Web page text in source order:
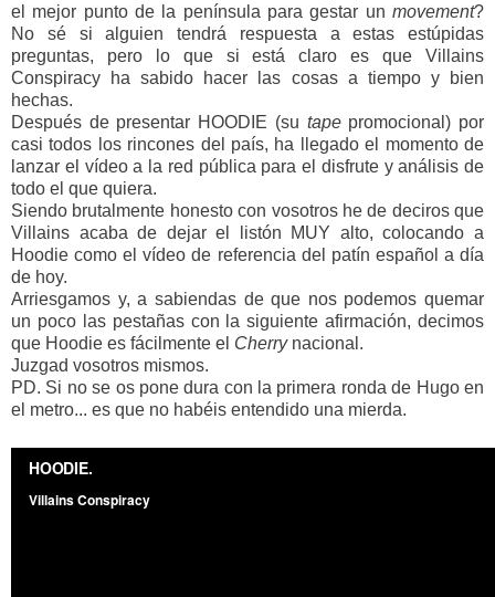
el mejor punto de la península para gestar un movement?
No sé si alguien tendrá respuesta a estas estúpidas
preguntas, pero lo que si está claro es que Villains
Conspiracy ha sabido hacer las cosas a tiempo y bien
hechas.
Después de presentar HOODIE (su tapepromocional) por
casi todos los rincones del país, ha llegado el momento de
lanzar el vídeo a la red pública para el disfrute y análisis de
todo el que quiera.
Siendo brutalmente honesto con vosotros he de deciros que
Villains acaba de dejar el listón MUY alto, colocando a
Hoodie como el vídeo de referencia del patín español a día
de hoy.
Arriesgamos y, a sabiendas de que nos podemos quemar
un poco las pestañas con la siguiente afirmación, decimos
que Hoodie es fácilmente el Cherrynacional.
Juzgad vosotros mismos.
PD. Si no se os pone dura con la primera ronda de Hugo en
el metro... es que no habéis entendido una mierda.